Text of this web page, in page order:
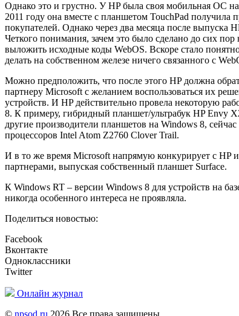
Однако это и грустно. У HP была своя мобильная ОС
2011 году она вместе с планшетом TouchPad получила
покупателей. Однако через два месяца после выпуска
Четкого понимания, зачем это было сделано до сих пор
выложить исходные коды WebOS. Вскоре стало
делать на собственном железе ничего связанного с
Можно предположить, что после этого HP должна
партнеру Microsoft с желанием воспользоваться их
устройств. И HP действительно провела некоторую
8. К примеру, гибридный планшет/ультрабук HP Envy
другие производители планшетов на Windows 8,
процессоров Intel Atom Z2760 Clover Trail.
И в то же время Microsoft напрямую конкурирует с HP
партнерами, выпуская собственный планшет Surface.
К Windows RT – версии Windows 8 для устройств на
никогда особенного интереса не проявляла.
Поделиться новостью:
Facebook
Вконтакте
Одноклассники
Twitter
Онлайн журнал